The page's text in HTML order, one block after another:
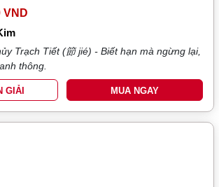
VND
Trạch Tiết (節 jié) - Biết hạn mà ngừng lại,
thông.
GIẢI MUA NGAY